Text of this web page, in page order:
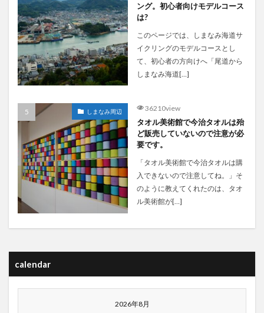
ング。初心者向けモデルコース
は?
このページでは、しまなみ海道サ
イクリングのモデルコースとし
て、初心者の方向けへ「尾道から
しまなみ海道[…]
しまなみ周辺 36210view
タオル美術館で今治タオルは殆
ど販売していないので注意が必
要です。
「タオル美術館で今治タオルは購
入できないので注意してね。」そ
のように教えてくれたのは、タオ
ル美術館が[…]
calendar
2026年8月